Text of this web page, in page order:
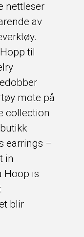
nettleser
av
til
mote på
collection
earrings –
in
Hoop is
blir